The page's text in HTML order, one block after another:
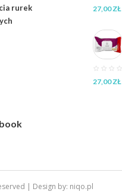
wynosi:
54,00 zł.
rurek
27,00ZŁ
27,00ZŁ
| Design by: niqo.pl